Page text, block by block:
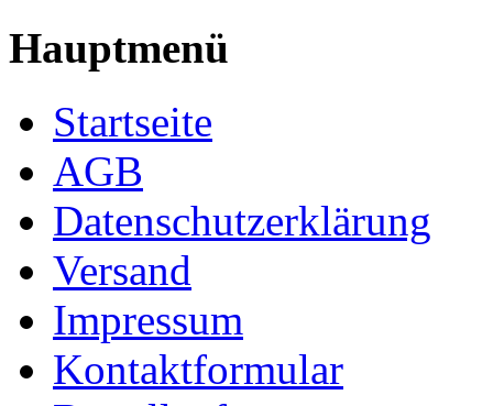
Hauptmenü
Startseite
AGB
Datenschutzerklärung
Versand
Impressum
Kontaktformular